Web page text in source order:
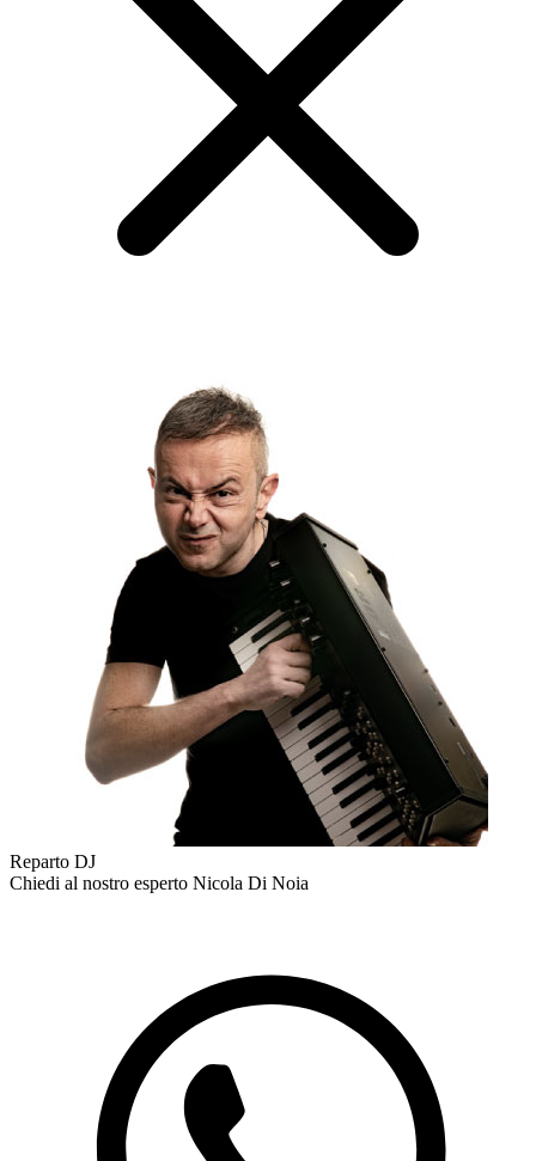
Reparto DJ
Chiedi al nostro esperto Nicola Di Noia